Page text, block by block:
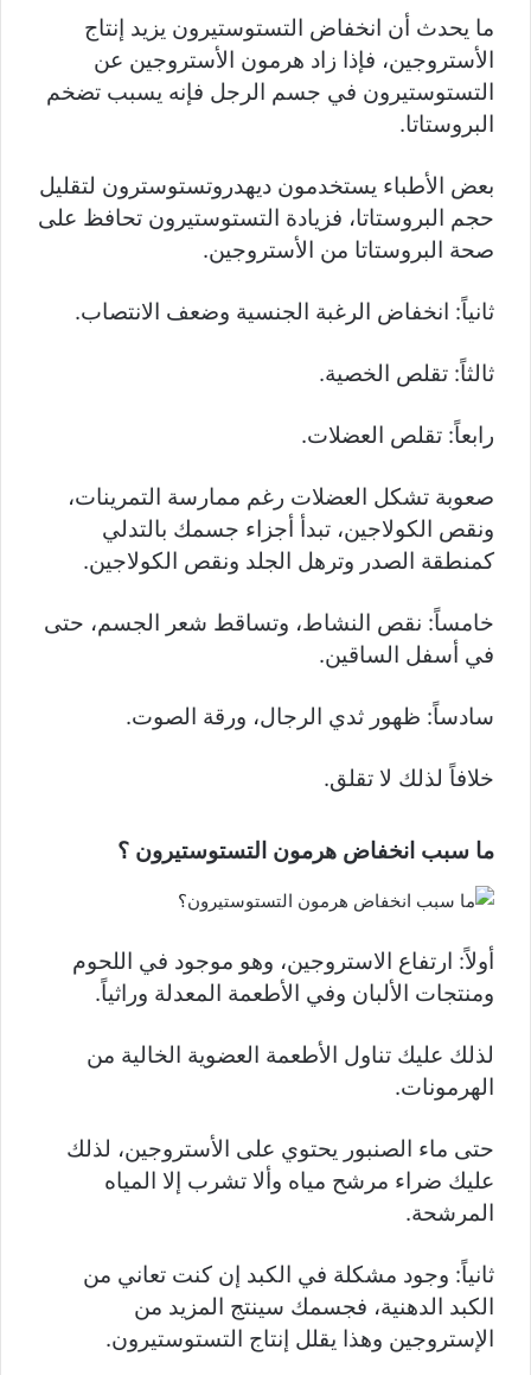
ما يحدث أن انخفاض التستوستيرون يزيد إنتاج
الأستروجين، فإذا زاد هرمون الأستروجين عن
التستوستيرون في جسم الرجل فإنه يسبب تضخم
البروستاتا.
بعض الأطباء يستخدمون ديهدروتستوسترون لتقليل
حجم البروستاتا، فزيادة التستوستيرون تحافظ على
صحة البروستاتا من الأستروجين.
ثانياً: انخفاض الرغبة الجنسية وضعف الانتصاب.
ثالثاً: تقلص الخصية.
رابعاً: تقلص العضلات.
صعوبة تشكل العضلات رغم ممارسة التمرينات،
ونقص الكولاجين، تبدأ أجزاء جسمك بالتدلي
كمنطقة الصدر وترهل الجلد ونقص الكولاجين.
خامساً: نقص النشاط، وتساقط شعر الجسم، حتى
في أسفل الساقين.
سادساً: ظهور ثدي الرجال، ورقة الصوت.
خلافاً لذلك لا تقلق.
ما سبب انخفاض هرمون التستوستيرون ؟
أولاً: ارتفاع الاستروجين، وهو موجود في اللحوم
ومنتجات الألبان وفي الأطعمة المعدلة وراثياً.
لذلك عليك تناول الأطعمة العضوية الخالية من
الهرمونات.
حتى ماء الصنبور يحتوي على الأستروجين، لذلك
عليك ضراء مرشح مياه وألا تشرب إلا المياه
المرشحة.
ثانياً: وجود مشكلة في الكبد إن كنت تعاني من
الكبد الدهنية، فجسمك سينتج المزيد من
الإستروجين وهذا يقلل إنتاج التستوستيرون.